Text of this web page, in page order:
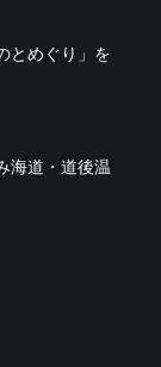
とめぐり」を
海道・道後温